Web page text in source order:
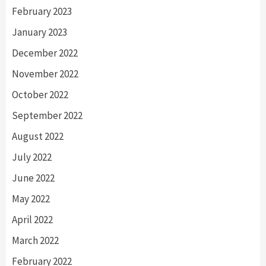
February 2023
January 2023
December 2022
November 2022
October 2022
September 2022
August 2022
July 2022
June 2022
May 2022
April 2022
March 2022
February 2022